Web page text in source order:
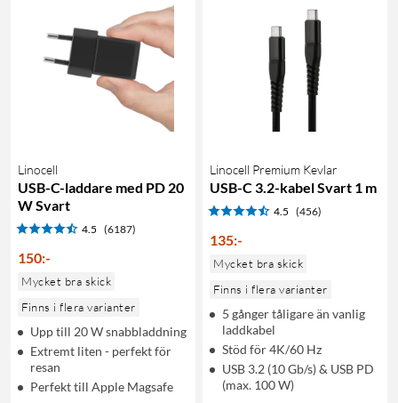
Linocell
USB-C-laddare med PD 20
W Svart
4.5 (6187)
150:-
Mycket bra skick
Finns i flera varianter
Upp till 20 W snabbladdning
Extremt liten - perfekt för
resan
Perfekt till Apple Magsafe
Linocell Premium Kevlar
USB-C 3.2-kabel Svart 1 m
4.5 (456)
135:-
Mycket bra skick
Finns i flera varianter
5 gånger tåligare än vanlig
laddkabel
Stöd för 4K/60 Hz
USB 3.2 (10 Gb/s) & USB PD
(max. 100 W)